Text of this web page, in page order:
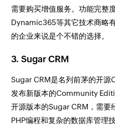
需要购买增值服务。功能完整
Dynamic365等其它技术商略
的企业来说是个不错的选择。
3. Sugar CRM
Sugar CRM是名列前茅的开
发布新版本的Community
开源版本的Sugar CRM，需要
PHP编程和复杂的数据库管理技